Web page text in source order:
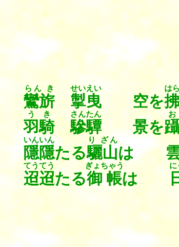
鸞旂
らん き
掣曳
せいえい
空を
は
羽騎
うき
驂驔
さんたん
景を
お
隱隱
いんいん
たる驪山
り ざん
は 雲
迢迢
てうてう
たる御帳
ぎょちゃう
は
に